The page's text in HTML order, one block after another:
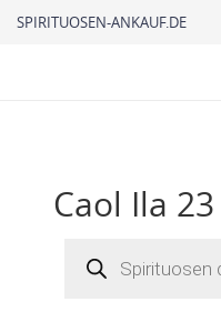
SPIRITUOSEN-ANKAUF.DE
Caol Ila
search